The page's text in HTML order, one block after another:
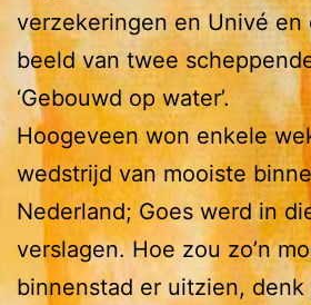
verzekeringen en Univé en
beeld van twee
‘Gebouwd op water’.
Hoogeveen won enkele
wedstrijd van mooiste
Nederland; Goes werd in
verslagen. Hoe zou zo’n
binnenstad er uitzien, denk